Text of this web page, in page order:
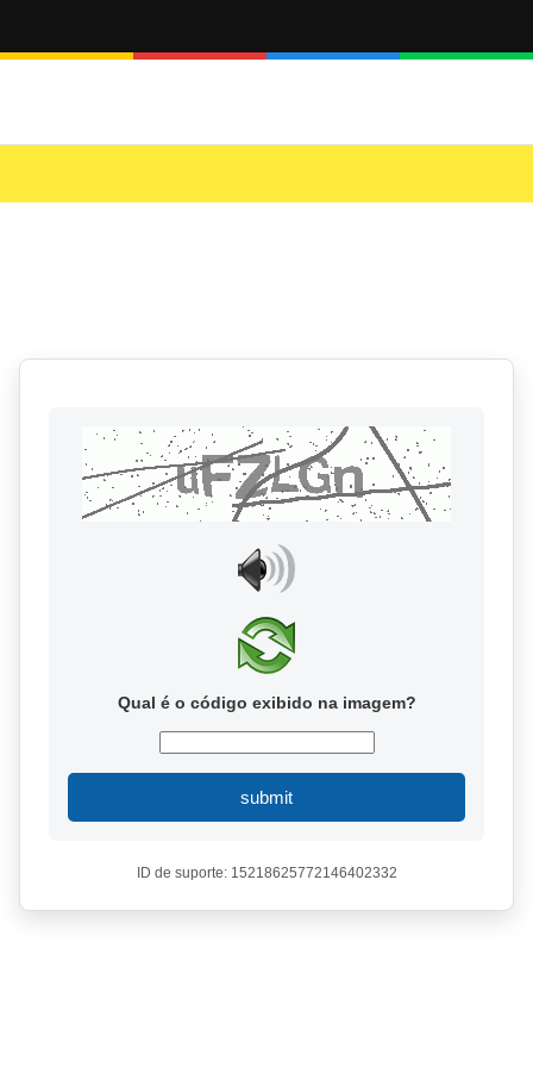
Qual é o código exibido na imagem?
submit
ID de suporte: 15218625772146402332